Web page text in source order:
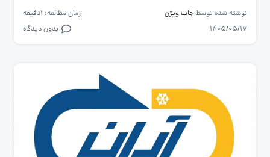
نوشته شده توسط جاب ویژن
زمان مطالعه: 1دقیقه
1405/05/17
بدون دیدگاه